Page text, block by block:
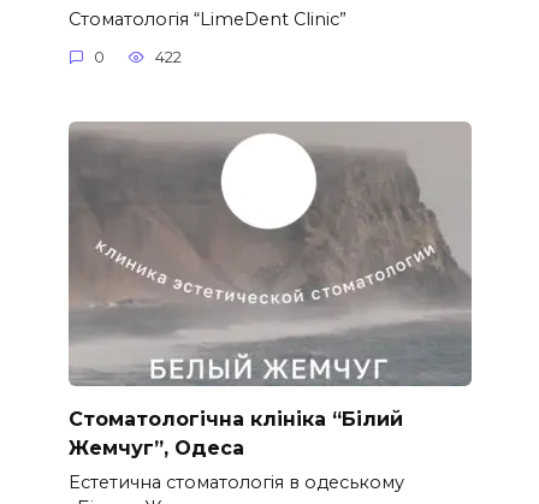
Стоматологія “LimeDent Clinic”
0 422
Стоматологічна клініка “Білий
Жемчуг”, Одеса
Естетична стоматологія в одеському